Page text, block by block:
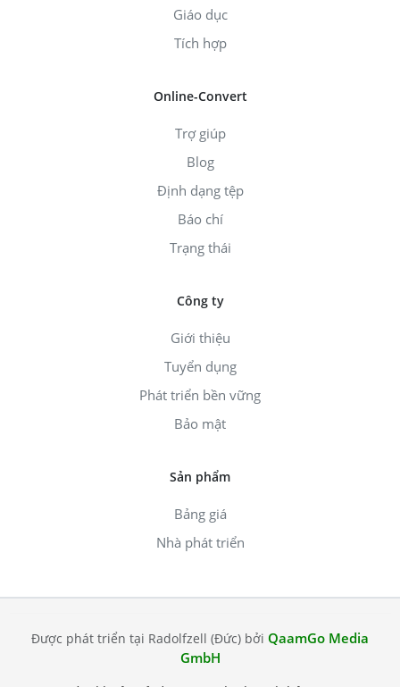
Giáo dục
Tích hợp
Online-Convert
Trợ giúp
Blog
Định dạng tệp
Báo chí
Trạng thái
Công ty
Giới thiệu
Tuyển dụng
Phát triển bền vững
Bảo mật
Sản phẩm
Bảng giá
Nhà phát triển
Được phát triển tại Radolfzell (Đức) bởi QaamGo Media
GmbH